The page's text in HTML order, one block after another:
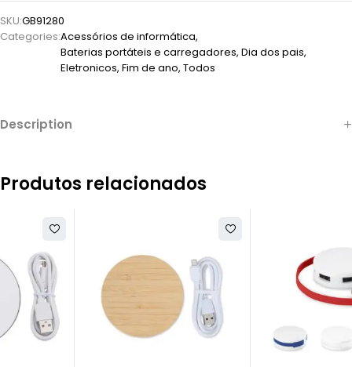
SKU:GB91280
Categories:Acessórios de informática,
Baterias portáteis e carregadores, Dia dos pais,
Eletronicos, Fim de ano, Todos
Description
Produtos relacionados